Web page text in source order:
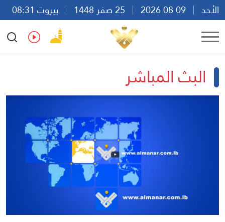
الأحد
بيروت 08:31
Ar
En Fr Es
البث المباشر